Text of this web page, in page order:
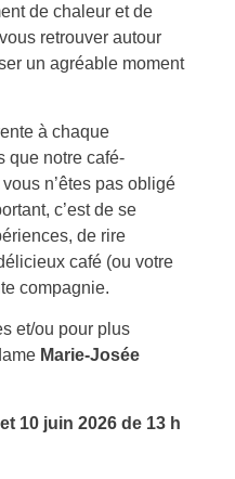
de chaleur et de
retrouver autour
un agréable moment
à chaque
que notre café-
n’êtes pas obligé
c’est de se
de rire
café (ou votre
compagnie.
et/ou pour plus
Marie-Josée
10 juin 2026 de 13 h